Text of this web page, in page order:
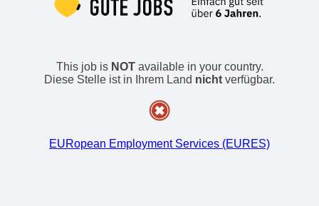
This job is NOTavailable in your country.
Diese Stelle ist in Ihrem Land nicht verfügbar.
EURopean Employment Services (EURES)